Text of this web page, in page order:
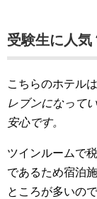
受験生に人気
こちらのホテル
レブンになって
安心です。
ツインルームで
であるため宿泊
ところが多いの